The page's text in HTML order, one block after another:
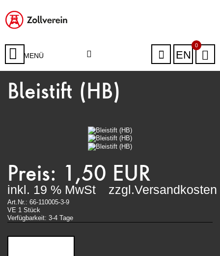
MENÜ EN
0
Bleistift (HB)
Preis: 1,50 EUR
inkl. 19 % MwSt zzgl.Versandkosten
Art.Nr.: 66-110005-3-9
VE 1 Stück
Verfügbarkeit: 3-4 Tage